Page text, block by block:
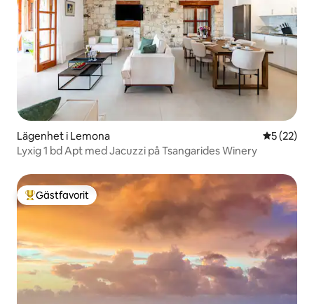
Lägenhet i Lemona 5 av 5 i
5 (22)
Lyxig 1 bd Apt med Jacuzzi på Tsangarides Winery
Populär gästfavorit
Gästfavorit